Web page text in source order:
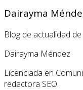
Dairayma
Blog de actualidad
Dairayma Méndez
Licenciada en
redactora SEO.